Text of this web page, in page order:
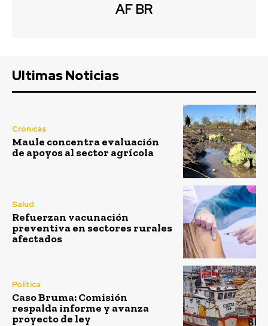
AF BR
Ultimas Noticias
Crónicas
Maule concentra evaluación
de apoyos al sector agrícola
Salud
Refuerzan vacunación
preventiva en sectores rurales
afectados
Política
Caso Bruma: Comisión
respalda informe y avanza
proyecto de ley